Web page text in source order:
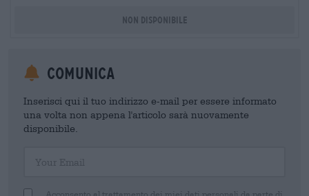
Non disponibile
Comunica
Inserisci qui il tuo indirizzo e-mail per essere informato
una volta non appena l'articolo sarà nuovamente
disponibile.
Acconsento al trattamento dei miei dati personali da parte di